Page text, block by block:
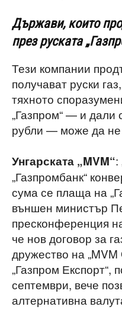
Държави, които
през руската
Тези компании
получават руски
тяхното
„Газпром“ — и дали
рубли — може да не
Унгарската „MVM“:
„Газпромбанк“
сума се плаща на
външен министър
пресконференция
че нов договор за
дружество на
„Газпром Експорт“,
септември, вече
алтернативна